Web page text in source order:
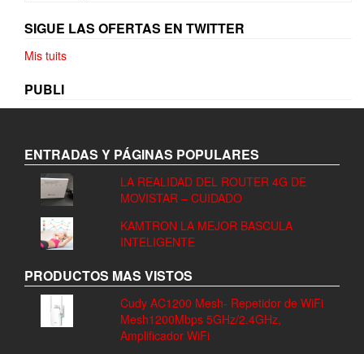
SIGUE LAS OFERTAS EN TWITTER
Mis tuits
PUBLI
ENTRADAS Y PÁGINAS POPULARES
LA REALIDAD DEL ROUTER 4G DE
MOVISTAR – CUIDADO
KAMTRON LA MEJOR BASCULA
INTELIGENTE
PRODUCTOS MAS VISTOS
Cudy AC1200 Mesh- Repetidor de WiFi
Mesh1200Mbps 5GHz/2.4GHz,
Amplificador WiFi